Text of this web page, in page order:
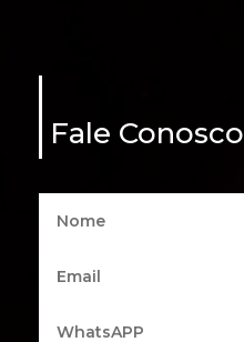
Fale Conosco